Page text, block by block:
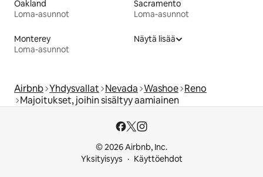
Oakland
Loma-asunnot
Sacramento
Loma-asunnot
Monterey
Loma-asunnot
Näytä lisää
Airbnb Yhdysvallat Nevada Washoe Reno
Majoitukset, joihin sisältyy aamiainen
© 2026 Airbnb, Inc.
Yksityisyys
Käyttöehdot